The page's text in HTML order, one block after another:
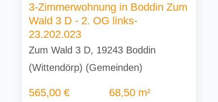
3-Zimmerwohnung in Boddin Zum
Wald 3 D - 2. OG links-
23.202.023
Zum Wald 3 D, 19243 Boddin
(Wittendörp) (Gemeinden)
565,00 € 68,50 m²